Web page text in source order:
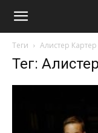
Теги Алистер Картер
Тег: